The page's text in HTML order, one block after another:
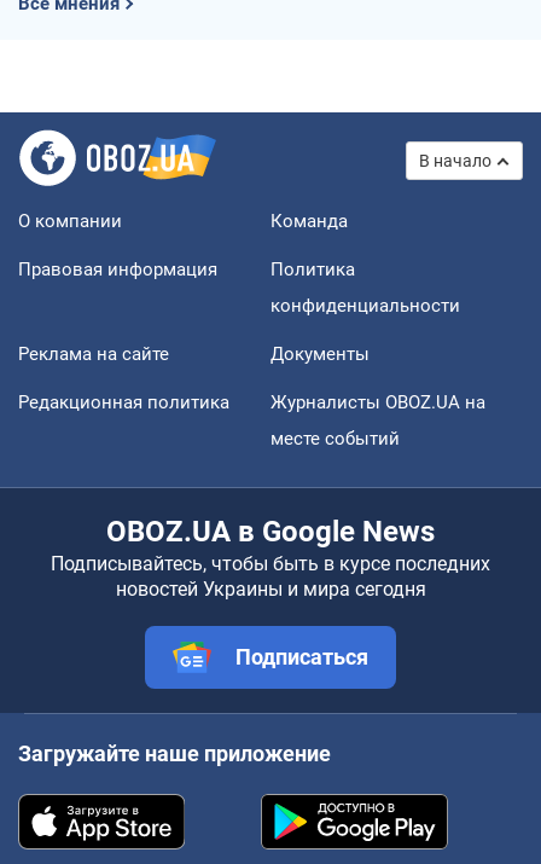
В начало
О компании Команда
Правовая информация
Политика
конфиденциальности
Реклама на сайте Документы
Редакционная политика
Журналисты OBOZ.UA на
месте событий
OBOZ.UA в Google News
Подписывайтесь, чтобы быть в курсе последних
новостей Украины и мира сегодня
Подписаться
Загружайте наше приложение